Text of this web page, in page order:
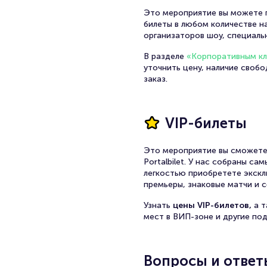
Это мероприятие вы можете
билеты в любом количестве
организаторов шоу,
В разделе «Корпоративным
уточнить цену, наличие
заказ.
VIP-билеты
Это мероприятие вы
Portalbilet. У нас собраны
легкостью приобретете
премьеры, знаковые матчи и
Узнать цены VIP-билетов, а
мест в ВИП-зоне и другие
Вопросы и